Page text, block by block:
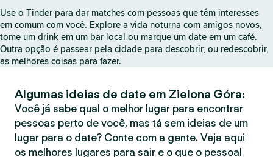
o
T
i
n
r
Use o Tinder para dar matches com pessoas que têm interesses
em comum com você. Explore a vida noturna com amigos novos,
tome um drink em um bar local ou marque um date em um café.
Outra opção é passear pela cidade para descobrir, ou redescobrir,
as melhores coisas para fazer.
Algumas ideias de date em Zielona Góra:
Você já sabe qual o melhor lugar para encontrar
pessoas perto de você, mas tá sem ideias de um
lugar para o date? Conte com a gente. Veja aqui
os melhores lugares para sair e o que o pessoal